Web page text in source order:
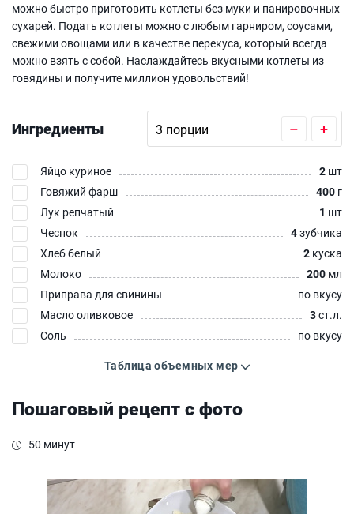
можно быстро приготовить котлеты без муки и панировочных
сухарей. Подать котлеты можно с любым гарниром, соусами,
свежими овощами или в качестве перекуса, который всегда
можно взять с собой. Наслаждайтесь вкусными котлеты из
говядины и получите миллион удовольствий!
Ингредиенты – +
Яйцо куриное 2 шт
Говяжий фарш
400 г
Лук репчатый
1 шт
Чеснок
4зубчика
Хлеб белый
2 куска
Молоко
200 мл
Приправа для свинины
по вкусу
Масло оливковое
3ст.л.
Соль
по вкусу
Таблица объемных мер
Пошаговый рецепт с фото
50 минут